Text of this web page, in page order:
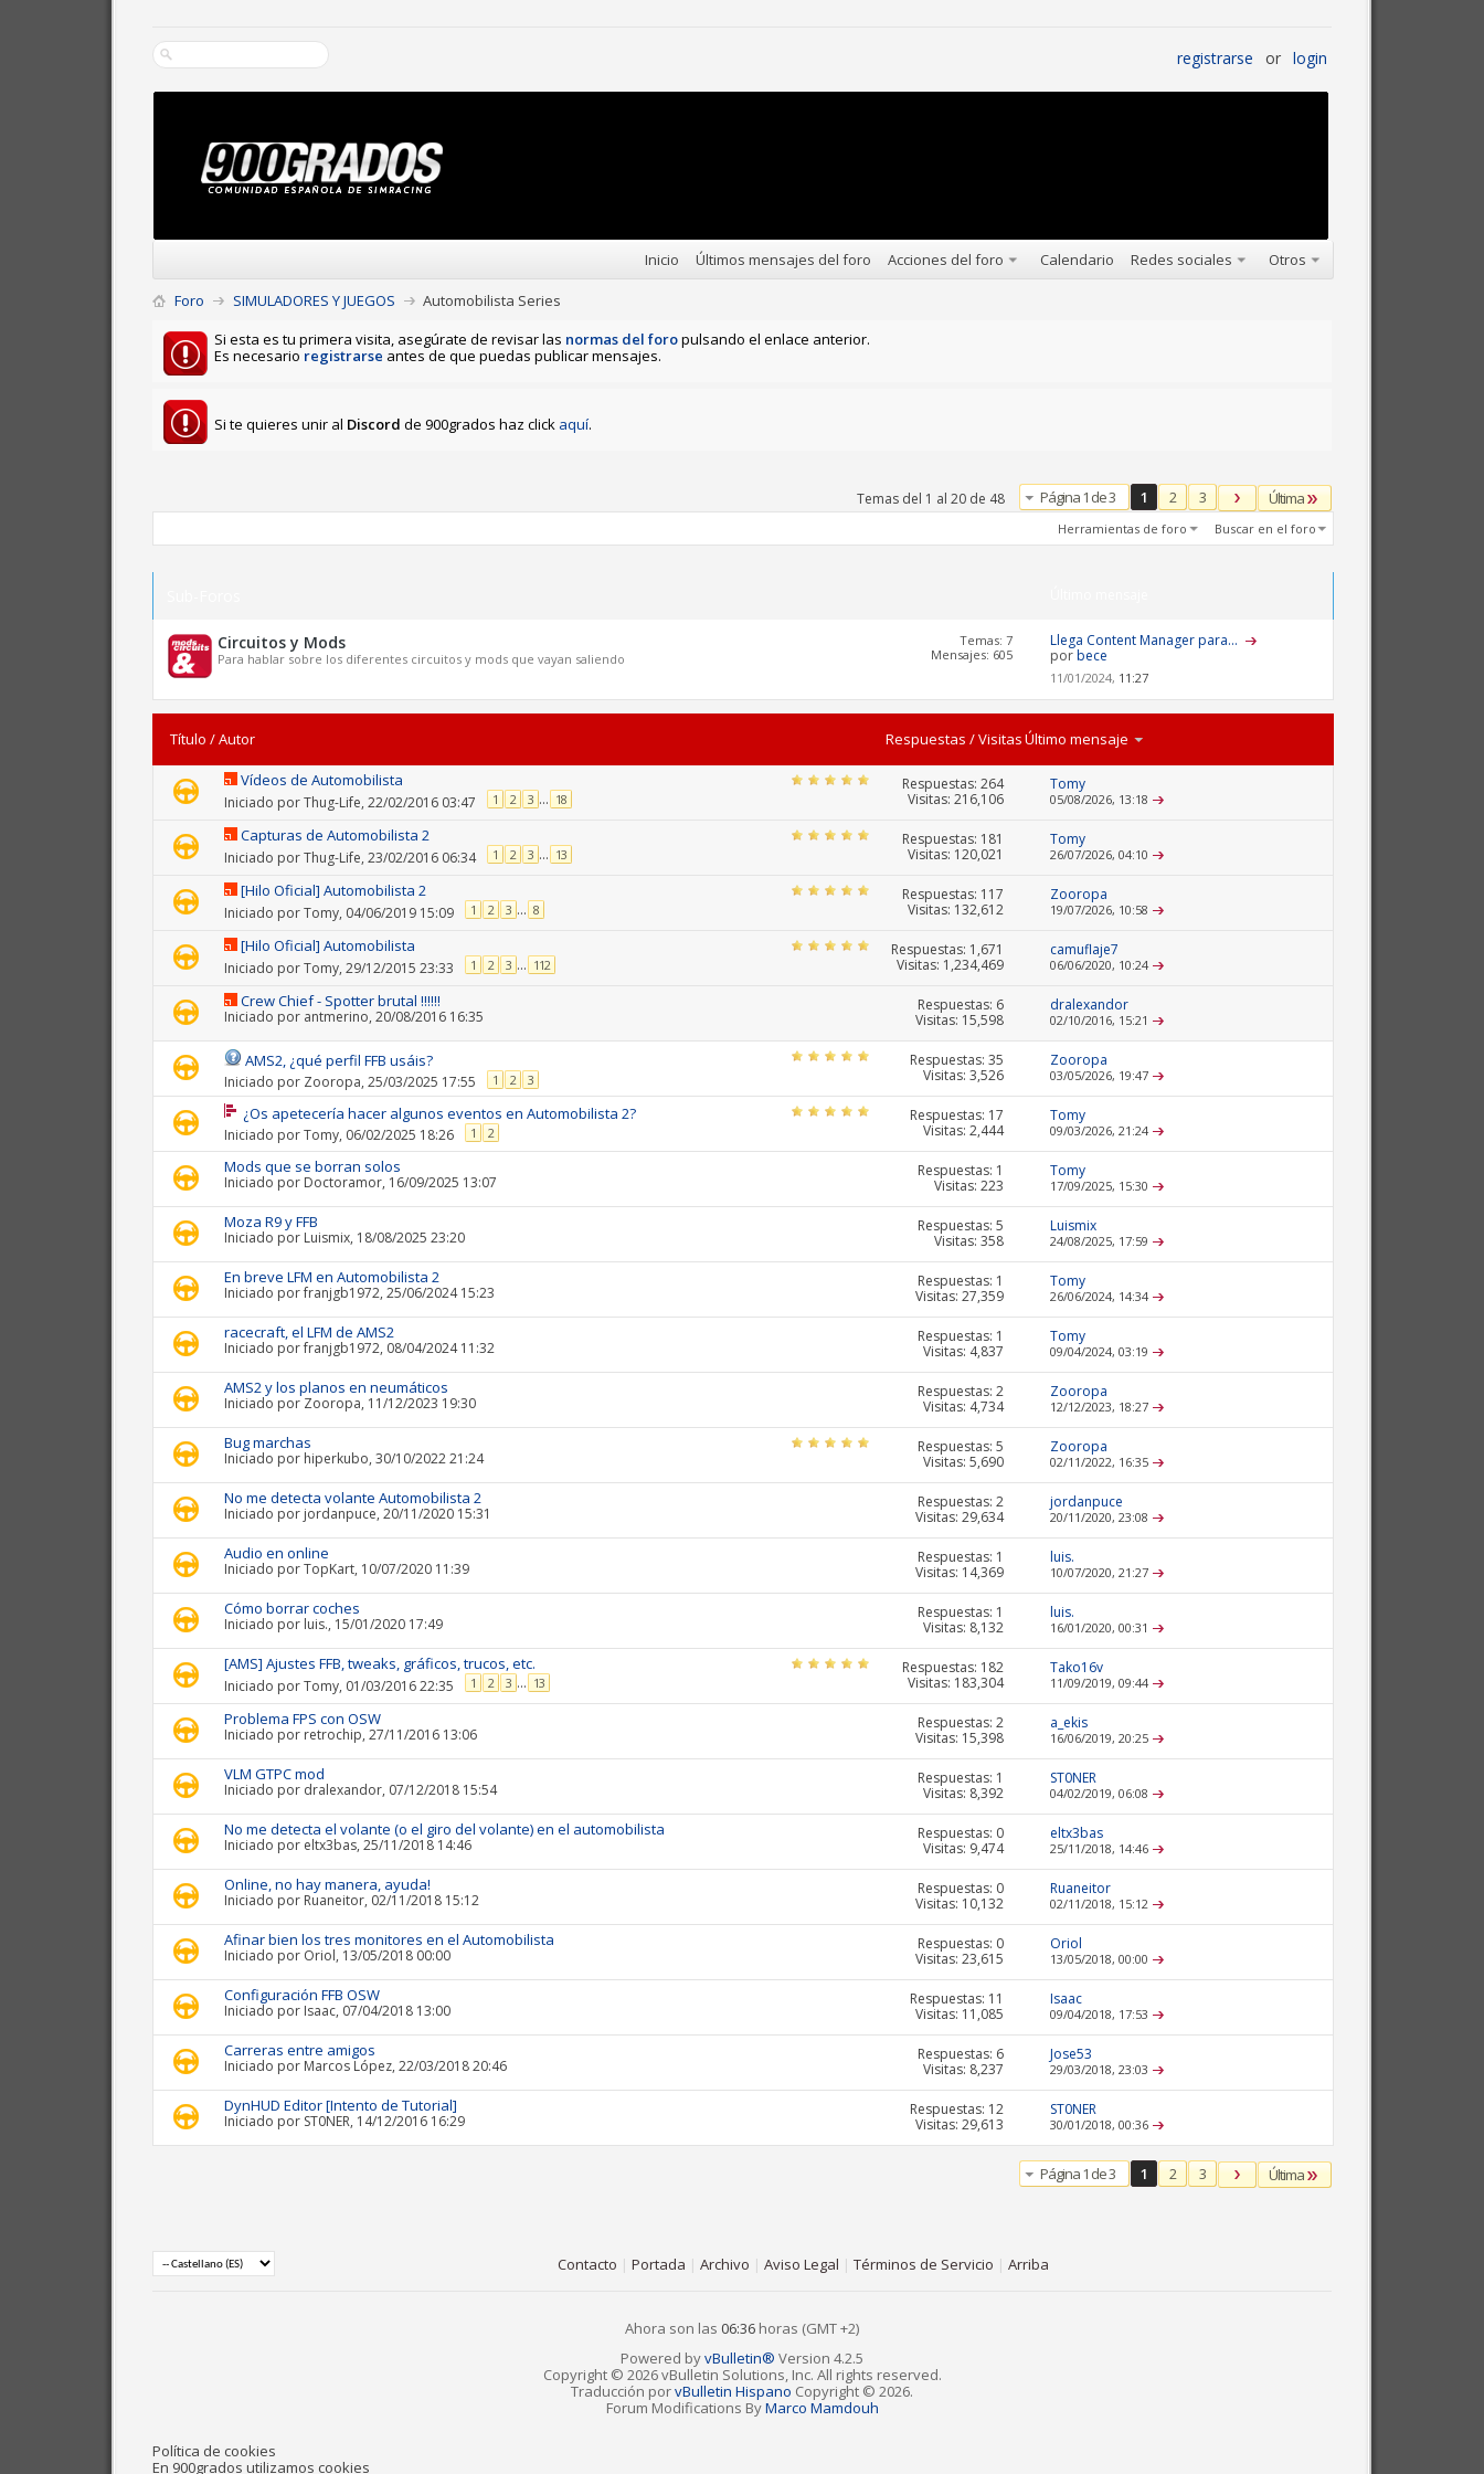
registrarse or login
Inicio Últimos mensajes del foro Acciones del foro Calendario Redes sociales Otros
Foro SIMULADORES Y JUEGOS
Automobilista Series
Si esta es tu primera visita, asegúrate de revisar las normas del foropulsando el enlace anterior.
Es necesario registrarse antes de que puedas publicar mensajes.
Si te quieres unir al Discord de 900grados haz click aquí.
Página 1 de 3 1 2 3 Última
Temas del 1 al 20 de 48
Herramientas de foro Buscar en el foro
Circuitos y Mods
Para hablar sobre los diferentes circuitos y mods que vayan saliendo
Temas: 7
Mensajes: 605
Llega Content Manager para...
porbece
11/01/2024, 11:27
Título /Autor Respuestas /VisitasÚltimo mensaje
Vídeos de Automobilista
Iniciado porThug-Life, 22/02/2016 03:47 1 2 3 ... 18
Respuestas:264
Visitas: 216,106
Tomy
05/08/2026, 13:18
Capturas de Automobilista 2
Iniciado porThug-Life, 23/02/2016 06:34 1 2 3 ... 13
Respuestas: 181
Visitas: 120,021
Tomy
26/07/2026, 04:10
[Hilo Oficial] Automobilista 2
Iniciado porTomy, 04/06/2019 15:09 1 2 3 ... 8
Respuestas: 117
Visitas: 132,612
Zooropa
19/07/2026, 10:58
[Hilo Oficial] Automobilista
Iniciado porTomy, 29/12/2015 23:33 1 2 3 ... 112
Respuestas: 1,671
Visitas: 1,234,469
camuflaje7
06/06/2020, 10:24
Crew Chief - Spotter brutal !!!!!!
Iniciado por antmerino, 20/08/2016 16:35
Respuestas: 6
Visitas: 15,598
dralexandor
02/10/2016, 15:21
AMS2, ¿qué perfil FFB usáis?
Iniciado por Zooropa, 25/03/2025 17:55 1 2 3
Respuestas:35
Visitas: 3,526
Zooropa
03/05/2026, 19:47
¿Os apetecería hacer algunos eventos en Automobilista 2?
Iniciado porTomy, 06/02/2025 18:26 1 2
Respuestas: 17
Visitas: 2,444
Tomy
09/03/2026, 21:24
Mods que se borran solos
Iniciado por Doctoramor, 16/09/2025 13:07
Respuestas: 1
Visitas: 223
Tomy
17/09/2025, 15:30
Moza R9 y FFB
Iniciado por Luismix, 18/08/2025 23:20
Respuestas:5
Visitas: 358
Luismix
24/08/2025, 17:59
En breve LFM en Automobilista 2
Iniciado porfranjgb1972, 25/06/2024 15:23
Respuestas: 1
Visitas: 27,359
Tomy
26/06/2024, 14:34
racecraft, el LFM de AMS2
Iniciado porfranjgb1972, 08/04/2024 11:32
Respuestas: 1
Visitas: 4,837
Tomy
09/04/2024, 03:19
AMS2 y los planos en neumáticos
Iniciado por Zooropa, 11/12/2023 19:30
Respuestas:2
Visitas: 4,734
Zooropa
12/12/2023, 18:27
Bug marchas
Iniciado por hiperkubo, 30/10/2022 21:24
Respuestas:5
Visitas: 5,690
Zooropa
02/11/2022, 16:35
No me detecta volante Automobilista 2
Iniciado por jordanpuce, 20/11/2020 15:31
Respuestas:2
Visitas: 29,634
jordanpuce
20/11/2020, 23:08
Audio en online
Iniciado porTopKart, 10/07/2020 11:39
Respuestas: 1
Visitas: 14,369
luis.
10/07/2020, 21:27
Cómo borrar coches
Iniciado por luis., 15/01/2020 17:49
Respuestas: 1
Visitas: 8,132
luis.
16/01/2020, 00:31
[AMS] Ajustes FFB, tweaks, gráficos, trucos, etc.
Iniciado porTomy, 01/03/2016 22:35 1 2 3 ... 13
Respuestas: 182
Visitas: 183,304
Tako16v
11/09/2019, 09:44
Problema FPS con OSW
Iniciado por retrochip, 27/11/2016 13:06
Respuestas:2
Visitas: 15,398
a_ekis
16/06/2019, 20:25
VLM GTPC mod
Iniciado por dralexandor, 07/12/2018 15:54
Respuestas: 1
Visitas: 8,392
ST0NER
04/02/2019, 06:08
No me detecta el volante (o el giro del volante) en el automobilista
Iniciado por eltx3bas, 25/11/2018 14:46
Respuestas: 0
Visitas: 9,474
eltx3bas
25/11/2018, 14:46
Online, no hay manera, ayuda!
Iniciado por Ruaneitor, 02/11/2018 15:12
Respuestas: 0
Visitas: 10,132
Ruaneitor
02/11/2018, 15:12
Afinar bien los tres monitores en el Automobilista
Iniciado por Oriol, 13/05/2018 00:00
Respuestas: 0
Visitas: 23,615
Oriol
13/05/2018, 00:00
Configuración FFB OSW
Iniciado por Isaac, 07/04/2018 13:00
Respuestas: 11
Visitas: 11,085
Isaac
09/04/2018, 17:53
Carreras entre amigos
Iniciado por Marcos López, 22/03/2018 20:46
Respuestas: 6
Visitas: 8,237
Jose53
29/03/2018, 23:03
DynHUD Editor [Intento de Tutorial]
Iniciado por ST0NER, 14/12/2016 16:29
Respuestas: 12
Visitas: 29,613
ST0NER
30/01/2018, 00:36
Página 1 de 3 1 2 3 Última
Contacto | Portada | Archivo | Aviso Legal | Términos de Servicio | Arriba
Ahora son las 06:36 horas (GMT +2)
Powered byvBulletin® Version 4.2.5
Copyright © 2026 vBulletin Solutions, Inc. All rights reserved.
Traducción porvBulletin Hispano Copyright © 2026.
Forum Modifications ByMarco Mamdouh
Política de cookies
En 900grados utilizamos cookies